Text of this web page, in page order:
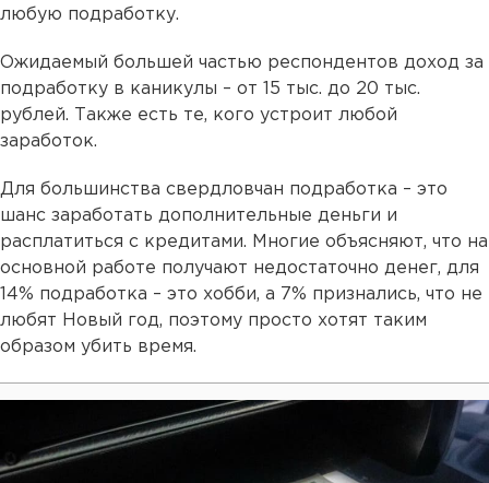
любую подработку.
Ожидаемый большей частью респондентов доход за
подработку в каникулы – от 15 тыс. до 20 тыс.
рублей. Также есть те, кого устроит любой
заработок.
Для большинства свердловчан подработка – это
шанс заработать дополнительные деньги и
расплатиться с кредитами. Многие объясняют, что на
основной работе получают недостаточно денег, для
14% подработка – это хобби, а 7% признались, что не
любят Новый год, поэтому просто хотят таким
образом убить время.